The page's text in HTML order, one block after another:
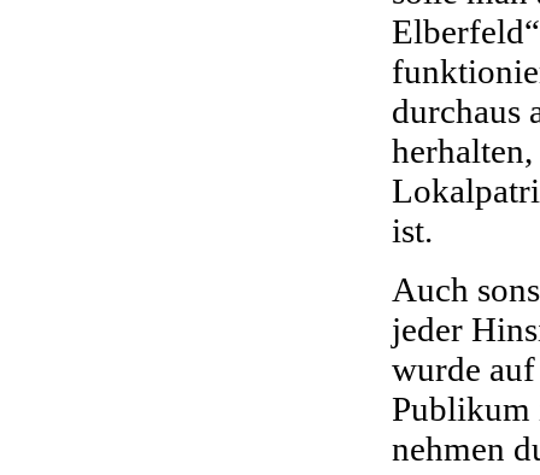
durchaus
ist.
Auch
jeder
wurde
Publikum
nehmen